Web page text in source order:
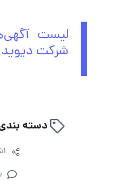
لیست
شرکت دیوید
دسته